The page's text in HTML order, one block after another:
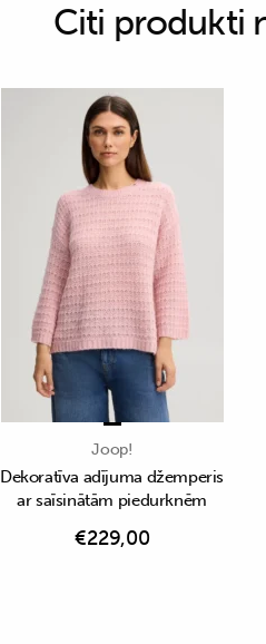
Citi produkti
Joop!
Dekoratīva adījuma džemperis
ar saīsinātām piedurknēm
€229,00